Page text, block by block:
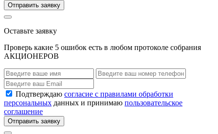
Отправить заявку
Оставьте заявку
Проверь какие 5 ошибок есть в любом протоколе собрания
АКЦИОНЕРОВ
Подтверждаю согласие с правилами обработки
персональных данных и принимаю пользовательское
соглашение
Отправить заявку